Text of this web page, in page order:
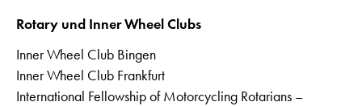
Rotary und Inner Wheel Clubs
Inner Wheel Club Bingen
Inner Wheel Club Frankfurt
International Fellowship of Motorcycling Rotarians –